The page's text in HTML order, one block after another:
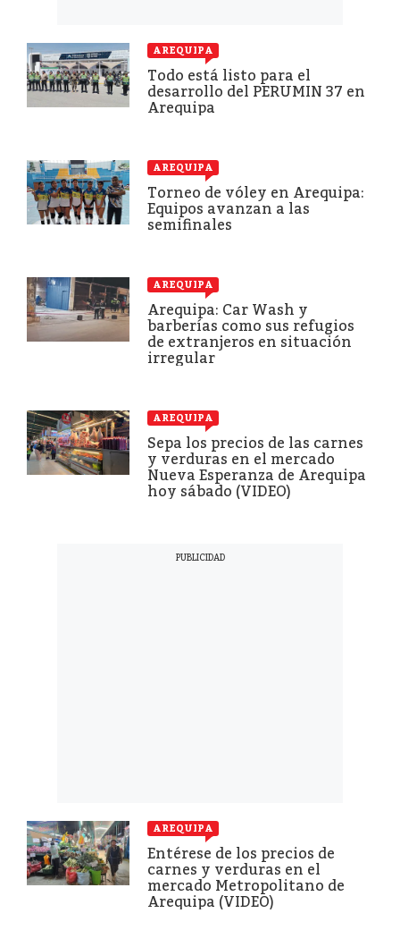
AREQUIPA
Todo está listo para el
desarrollo del PERUMIN 37 en
Arequipa
AREQUIPA
Torneo de vóley en Arequipa:
Equipos avanzan a las
semifinales
AREQUIPA
Arequipa: Car Wash y
barberías como sus refugios
de extranjeros en situación
irregular
AREQUIPA
Sepa los precios de las carnes
y verduras en el mercado
Nueva Esperanza de Arequipa
hoy sábado (VIDEO)
AREQUIPA
Entérese de los precios de
carnes y verduras en el
mercado Metropolitano de
Arequipa (VIDEO)